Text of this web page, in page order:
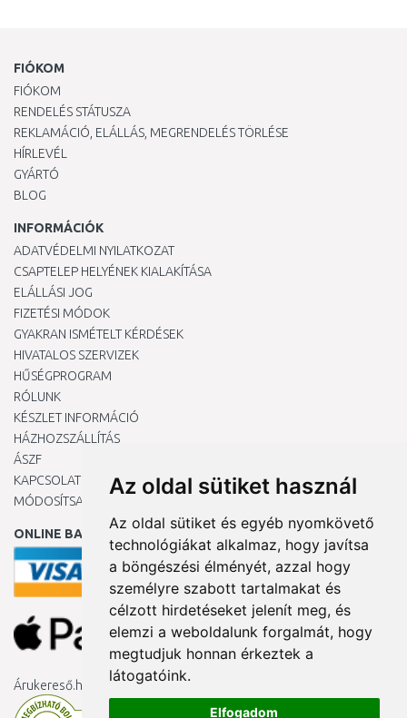
Az oldal sütiket használ
Az oldal sütiket és egyéb nyomkövető
technológiákat alkalmaz, hogy javítsa
a böngészési élményét, azzal hogy
személyre szabott tartalmakat és
célzott hirdetéseket jelenít meg, és
elemzi a weboldalunk forgalmát, hogy
megtudjuk honnan érkeztek a
látogatóink.
Elfogadom
FIÓKOM
FIÓKOM
RENDELÉS STÁTUSZA
REKLAMÁCIÓ, ELÁLLÁS, MEGRENDELÉS TÖRLÉSE
HÍRLEVÉL
GYÁRTÓ
BLOG
INFORMÁCIÓK
ADATVÉDELMI NYILATKOZAT
CSAPTELEP HELYÉNEK KIALAKÍTÁSA
ELÁLLÁSI JOG
FIZETÉSI MÓDOK
GYAKRAN ISMÉTELT KÉRDÉSEK
HIVATALOS SZERVIZEK
HŰSÉGPROGRAM
RÓLUNK
KÉSZLET INFORMÁCIÓ
HÁZHOZSZÁLLÍTÁS
ÁSZF
KAPCSOLAT
MÓDOSÍTSA A COOKIE-BEÁLLÍTÁSAIMAT
ONLINE BANKKÁRTYÁVAL
Árukereső.hu